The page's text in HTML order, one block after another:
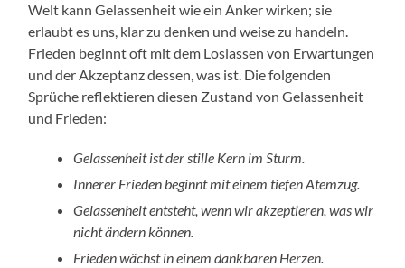
Welt kann Gelassenheit wie ein Anker wirken; sie
erlaubt es uns, klar zu denken und weise zu handeln.
Frieden beginnt oft mit dem Loslassen von Erwartungen
und der Akzeptanz dessen, was ist. Die folgenden
Sprüche reflektieren diesen Zustand von Gelassenheit
und Frieden:
Gelassenheit ist der stille Kern im Sturm.
Innerer Frieden beginnt mit einem tiefen Atemzug.
Gelassenheit entsteht, wenn wir akzeptieren, was wir
nicht ändern können.
Frieden wächst in einem dankbaren Herzen.